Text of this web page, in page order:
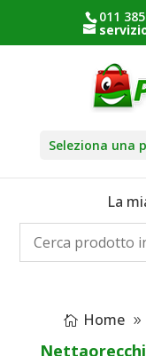
011
Seleziona una
La
Home